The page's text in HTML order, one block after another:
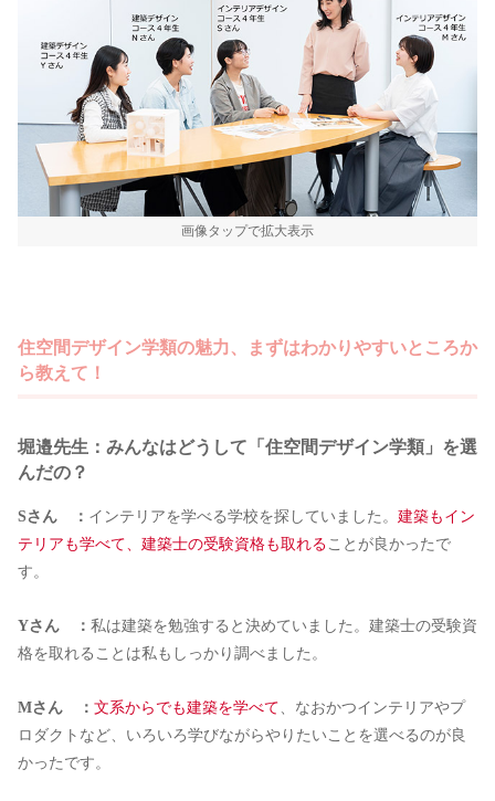
画像タップで拡大表示
住空間デザイン学類の魅力、まずはわかりやすいところか
ら教えて！
堀邉先生：みんなはどうして「住空間デザイン学類」を選
んだの？
Sさん ： インテリアを学べる学校を探していました。 建築もイン
テリアも学べて、建築士の受験資格も取れることが良かったで
す。
Yさん ： 私は建築を勉強すると決めていました。建築士の受験資
格を取れることは私もしっかり調べました。
Mさん ： 文系からでも建築を学べて 、なおかつインテリアやプ
ロダクトなど、いろいろ学びながらやりたいことを選べるのが良
かったです。